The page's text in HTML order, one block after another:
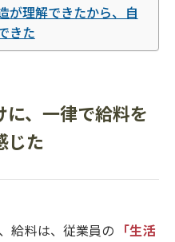
が理解できたから、自
きた
、一律で給料を
じた
給料は、従業員の 「生活